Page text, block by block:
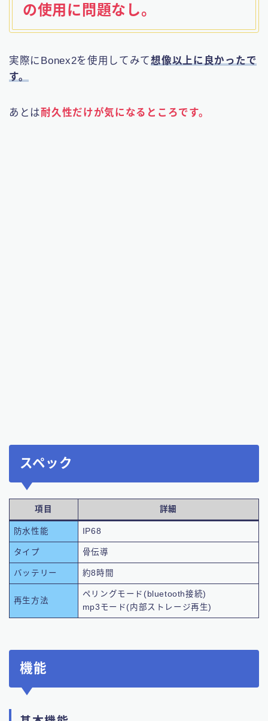
の使用に問題なし。
実際にBonex2を使用してみて想像以上に良かったで
す。
あとは耐久性だけが気になるところです。
スペック
項目 詳細
防水性能 IP68
タイプ 骨伝導
バッテリー 約8時間
再生方法
ペリングモード(bluetooth接続)
mp3モード(内部ストレージ再生)
機能